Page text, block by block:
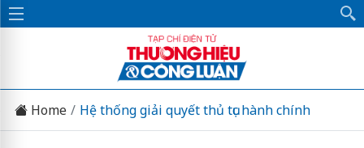
Home Hệ thống giải quyết thủ tục hành chính